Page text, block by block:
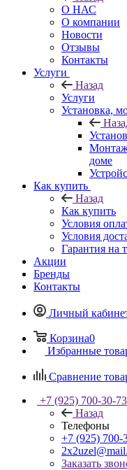
О НАС
О компании
Новости
Отзывы
Контакты
Услуги
Назад
Услуги
Установка,
Монтаж
доме
Как купить
Назад
Как купить
Условия
Условия
Гарантия на
Акции
Бренды
Контакты
Личный
Корзина0
Избранные
Сравнение
+7 (925) 700-30-73
Назад
Телефоны
+7 (925) 700-
Заказать